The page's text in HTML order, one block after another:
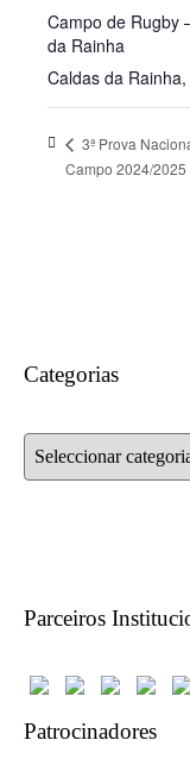
Campo de Rugby
da Rainha
Caldas da Rainha,
3ª Prova
Campo 2024/2025
Categorias
Categorias
Parceiros
Patrocinadores